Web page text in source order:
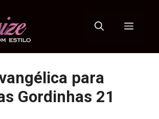
Menu
para
Gordinhas 21